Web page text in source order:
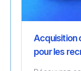
Acquisition
pour les